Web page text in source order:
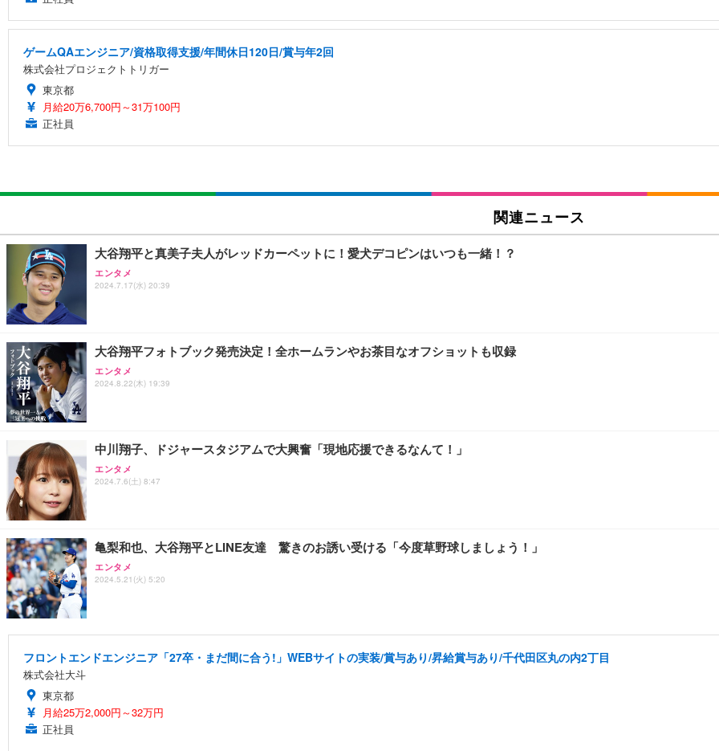
ゲームQAエンジニア/資格取得支援/年間休日120日/賞与年2回
株式会社プロジェクトトリガー
東京都
月給20万6,700円～31万100円
正社員
関連ニュース
大谷翔平と真美子夫人がレッドカーペットに！愛犬デコピンはいつも一緒！？
エンタメ
2024.7.17(水) 20:39
大谷翔平フォトブック発売決定！全ホームランやお茶目なオフショットも収録
エンタメ
2024.8.22(木) 19:39
中川翔子、ドジャースタジアムで大興奮「現地応援できるなんて！」
エンタメ
2024.7.6(土) 8:47
亀梨和也、大谷翔平とLINE友達 驚きのお誘い受ける「今度草野球しましょう！」
エンタメ
2024.5.21(火) 5:20
フロントエンドエンジニア「27卒・まだ間に合う!」WEBサイトの実装/賞与あり/昇給賞与あり/千代田区丸の内2丁目
株式会社大斗
東京都
月給25万2,000円～32万円
正社員